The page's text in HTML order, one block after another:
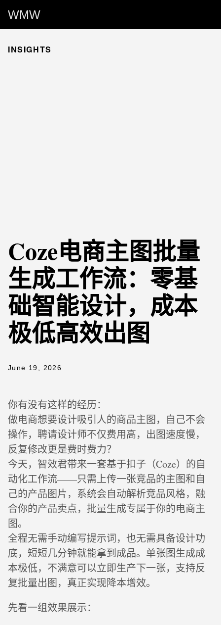
WMW
INSIGHTS
Coze电商主图批量
生成工作流：零基
础智能设计，成本
极低高效出图
June 19, 2026
你有没有这样的经历：
做电商想要设计吸引人的商品主图，自己不会
操作，聘请设计师不仅费用高，出图速度慢，
反复修改更是费时费力？
今天，智效君带来一套基于扣子（Coze）的自
动化工作流——只需上传一张竞品的主图和自
己的产品图片，系统会自动解析竞品风格，融
合你的产品卖点，批量生成专属于你的电商主
图。
全程无需手动编写提示词，也无需具备设计功
底，短短几分钟就能拿到成品。单张图生成成
本极低，不满意可以立即生产下一张，支持反
复批量出图，真正实现降本增效。
先看一组效果展示：